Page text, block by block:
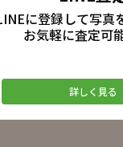
に登録して写真
お気軽に査定可
詳しく見る